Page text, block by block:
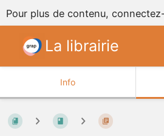
Pour plus de contenu,
La librairie
Info